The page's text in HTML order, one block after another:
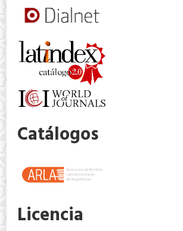
Catálogos
Licencia